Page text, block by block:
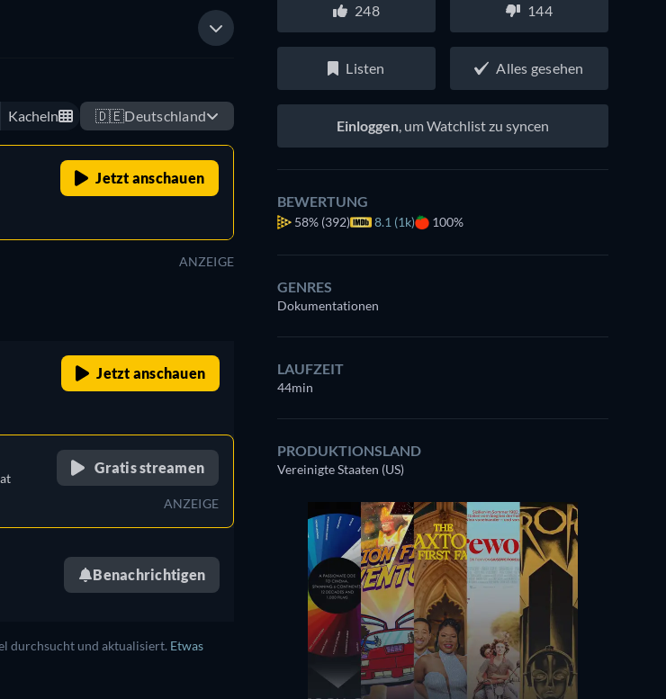
Kacheln 🇩🇪Deutschland
Jetzt anschauen
ANZEIGE
Jetzt anschauen
Gratis streamen
ANZEIGE
Benachrichtigen
durchsucht und aktualisiert. Etwas
248 144
Listen Alles gesehen
Einloggen, um Watchlist zu syncen
BEWERTUNG
58% (392) 8.1 (1k) 100%
GENRES
Dokumentationen
LAUFZEIT
44min
PRODUKTIONSLAND
Vereinigte Staaten (US)